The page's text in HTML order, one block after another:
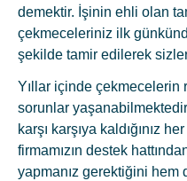
demektir. İşinin ehli olan
çekmeceleriniz ilk
şekilde tamir edilerek
Yıllar içinde çekmecelerin
sorunlar
karşı karşıya kaldığınız
firmamızın destek
yapmanız gerektiğini